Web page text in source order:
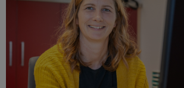
Bauamt
Assistenz der Bauleitung,